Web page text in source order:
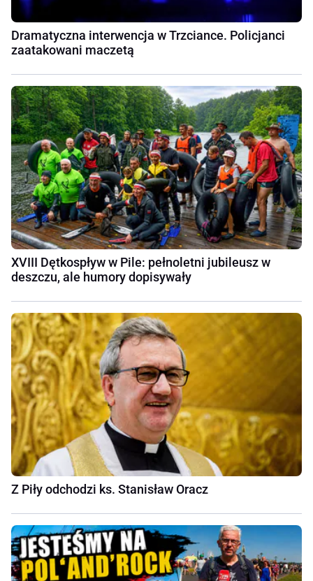
Dramatyczna interwencja w Trzciance. Policjanci
zaatakowani maczetą
XVIII Dętkospływ w Pile: pełnoletni jubileusz w
deszczu, ale humory dopisywały
Z Piły odchodzi ks. Stanisław Oracz